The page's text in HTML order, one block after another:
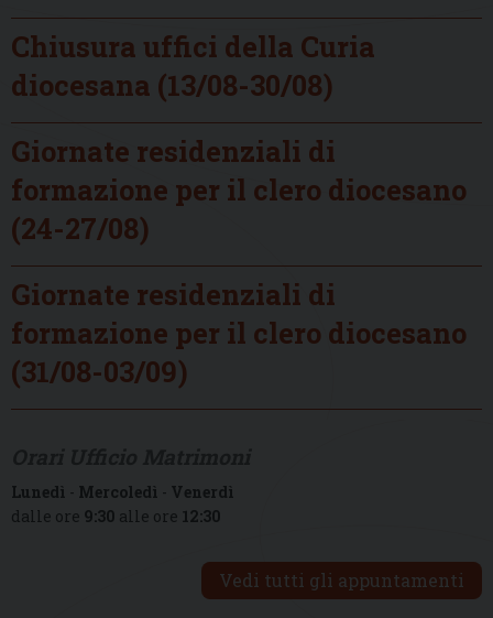
Chiusura uffici della Curia
diocesana (13/08-30/08)
Giornate residenziali di
formazione per il clero diocesano
(24-27/08)
Giornate residenziali di
formazione per il clero diocesano
(31/08-03/09)
Lunedì - Mercoledì - Venerdì
dalle ore 9:30 alle ore 12:30
Vedi tutti gli appuntamenti